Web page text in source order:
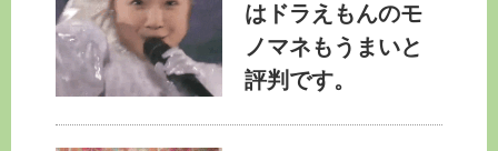
はドラえもんのモ
ノマネもうまいと
評判です。